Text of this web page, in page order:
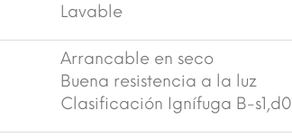
Lavable
Arrancable en seco
Buena resistencia a la luz
Clasificación Ignífuga B-s1,d0